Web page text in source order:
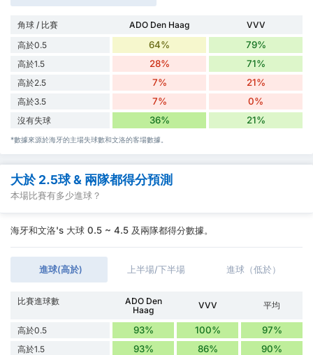
角球 / 比賽 ADO Den Haag
VVV
高於0.5
64% 79%
高於1.5 28% 71%
高於2.5 7% 21%
高於3.5 7% 0%
沒有失球 36% 21%
*數據來源於海牙的主場失球數和文洛的客場數據。
大於 2.5球 & 兩隊都得分預測
本場比賽有多少進球？
海牙和文洛's 大球 0.5 ~ 4.5 及兩隊都得分數據。
進球(高於) 上半場/下半場 進球（低於）
比賽進球數
ADO Den
Haag
VVV 平均
高於0.5 93% 100% 97%
高於1.5 93% 86% 90%